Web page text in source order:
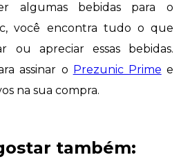
algumas bebidas para o
você encontra tudo o que
ou apreciar essas bebidas.
assinar o Prezunic Prime e
na sua compra.
também: